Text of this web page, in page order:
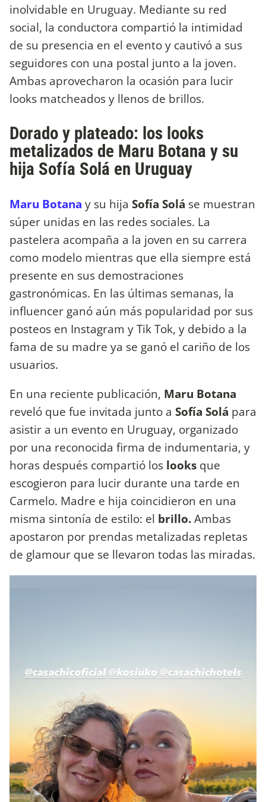
inolvidable en Uruguay. Mediante su red
social, la conductora compartió la intimidad
de su presencia en el evento y cautivó a sus
seguidores con una postal junto a la joven.
Ambas aprovecharon la ocasión para lucir
looks matcheados y llenos de brillos.
Dorado y plateado: los looks
metalizados de Maru Botana y su
hija Sofía Solá en Uruguay
Maru Botana y su hija Sofía Solá se muestran
súper unidas en las redes sociales. La
pastelera acompaña a la joven en su carrera
como modelo mientras que ella siempre está
presente en sus demostraciones
gastronómicas. En las últimas semanas, la
influencer ganó aún más popularidad por sus
posteos en Instagram y Tik Tok, y debido a la
fama de su madre ya se ganó el cariño de los
usuarios.
En una reciente publicación, Maru Botana
reveló que fue invitada junto a Sofía Solá para
asistir a un evento en Uruguay, organizado
por una reconocida firma de indumentaria, y
horas después compartió los looks que
escogieron para lucir durante una tarde en
Carmelo. Madre e hija coincidieron en una
misma sintonía de estilo: el brillo.Ambas
apostaron por prendas metalizadas repletas
de glamour que se llevaron todas las miradas.